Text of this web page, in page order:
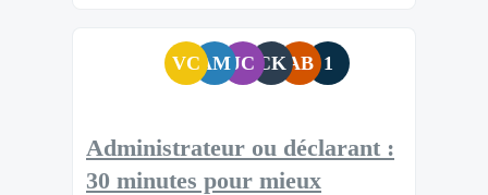
VCAM JC CKAB 1
Administrateur ou déclarant :
30 minutes pour mieux